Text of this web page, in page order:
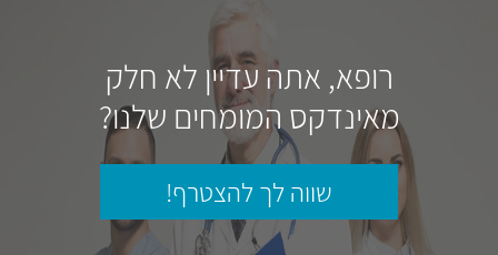
רופא, אתה עדיין לא חלק
מאינדקס המומחים שלנו?
שווה לך להצטרף!